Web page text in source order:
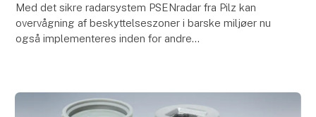
Med det sikre radarsystem PSENradar fra Pilz kan
overvågning af beskyttelseszoner i barske miljøer nu
også implementeres inden for andre